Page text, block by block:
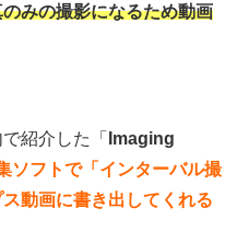
みの撮影になるため動画
紹介した「
Imaging
ソフトで「インターバル撮
動画に書き出してくれる